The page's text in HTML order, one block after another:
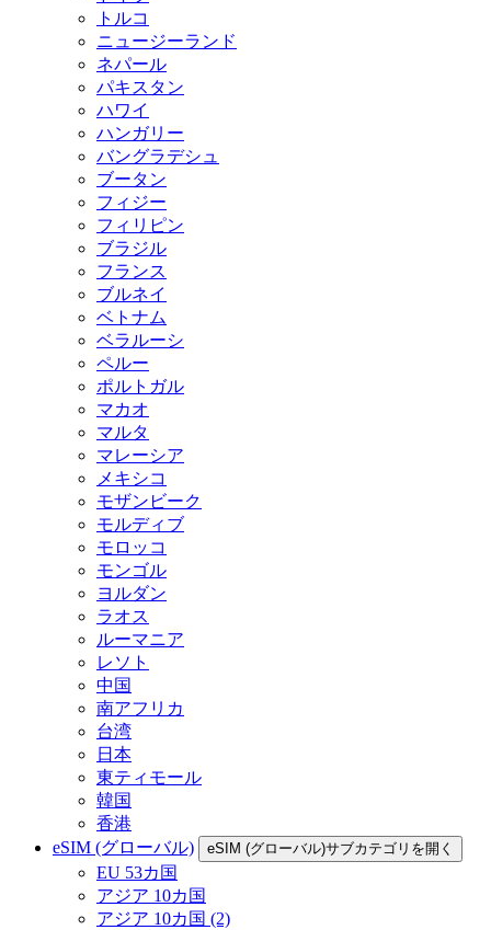
トルコ
ニュージーランド
ネパール
パキスタン
ハワイ
ハンガリー
バングラデシュ
ブータン
フィジー
フィリピン
ブラジル
フランス
ブルネイ
ベトナム
ベラルーシ
ペルー
ポルトガル
マカオ
マルタ
マレーシア
メキシコ
モザンビーク
モルディブ
モロッコ
モンゴル
ヨルダン
ラオス
ルーマニア
レソト
中国
南アフリカ
台湾
日本
東ティモール
韓国
香港
eSIM (グローバル)
eSIM (グローバル)サブカテゴリを開く
EU 53カ国
アジア 10カ国
アジア 10カ国 (2)